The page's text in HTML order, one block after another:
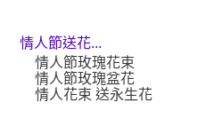
情人節送花...
情人節玫瑰花束
情人節玫瑰盆花
情人花束 送永生花